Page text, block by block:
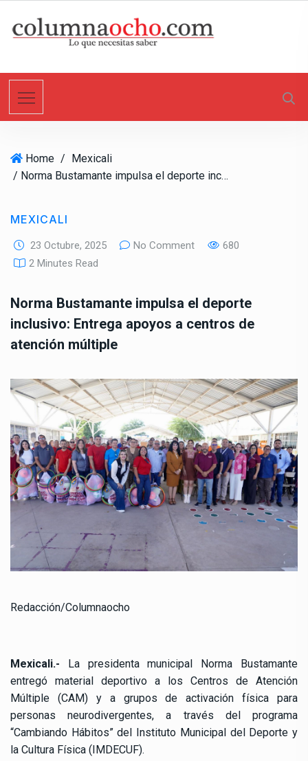
t
Home / Mexicali
/ Norma Bustamante impulsa el deporte inclusivo: Entrega apoyos a centros de atención múltiple
MEXICALI
23 Octubre, 2025 No Comment
680
2 Minutes Read
Norma Bustamante impulsa el deporte
inclusivo: Entrega apoyos a centros de
atención múltiple
Redacción/Columnaocho
Mexicali.- La presidenta municipal Norma Bustamante
entregó material deportivo a los Centros de Atención
Múltiple (CAM) y a grupos de activación física para
personas neurodivergentes, a través del programa
“Cambiando Hábitos” del Instituto Municipal del Deporte y
la Cultura Física (IMDECUF).